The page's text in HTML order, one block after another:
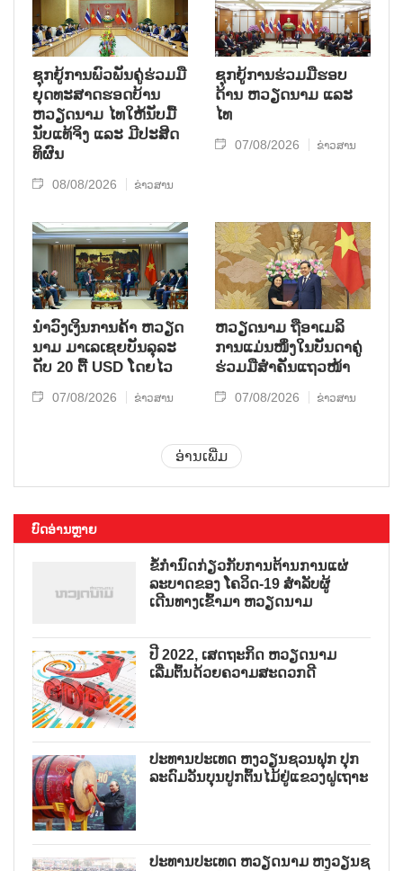
ຊຸກ​ຍູ້​ການ​ພົວ​ພັນ​ຄູ່​ຮ່ວມ​ມື​
ຍຸດ​ທະ​ສາດ​ຮອດ​ບ້ານ
ຫວຽດ​ນາມ ໄທ​ໃຫ້​ນັບ​ມື້​
ນັບ​ແທ້​ຈິງ ແລະ ມີ​ປະ​ສິດ​
ທິ​ຜົນ
08/08/2026 ຂ່າວສານ
ຊຸກຍູ້ການຮ່ວມມືຮອບ
ດ້ານ ຫວຽດນາມ ແລະ
ໄທ
07/08/2026 ຂ່າວສານ
ນຳ​ວົງ​ເງິນ​ການ​ຄ້າ ຫວຽດ​
ນາມ ມາ​ເລ​ເຊຍ​ບັນ​ລຸ​ລະ​
ດັບ 20 ຕື້ USD ໂດຍ​ໄວ
07/08/2026 ຂ່າວສານ
ຫ​ວຽດ​ນາມ ຖື​ອາ​ເມ​ລິ​
ການ​ແມ່ນ​ໜຶ່ງ​ໃນ​ບັນ​ດາ​ຄູ່​
ຮ່ວມ​ມື​ສຳ​ຄັນ​ແຖວ​ໜ້າ
07/08/2026 ຂ່າວສານ
ອ່ານເພີ່ມ
ບົດອ່ານຫຼາຍ
ຂໍ້ກຳນົດກ່ຽວກັບການຕ້ານການແຜ່
ລະບາດຂອງ ໂຄວິດ-19 ສຳລັບຜູ້
ເດີນທາງເຂົ້າມາ ຫວຽດນາມ
ປີ 2022, ເສດຖະກິດ ຫວຽດນາມ
ເລີ່ມຕົ້ນດ້ວຍຄວາມສະດວກດີ
ປະທານປະເທດ ຫງວຽນຊວນຟຸກ ປຸກ
ລະດົມວັນບຸນປູກຕົ້ນໄມ້ຢູ່ແຂວງຝູເຖາະ
ປະທານປະເທດ ຫວຽດນາມ ຫງວຽນຊ